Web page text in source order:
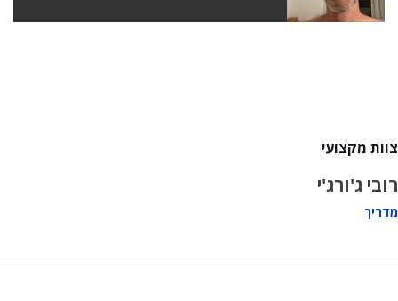
צוות מקצועי
רובי ג'ורג'י
מדריך